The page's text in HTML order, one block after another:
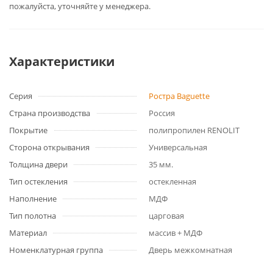
пожалуйста, уточняйте у менеджера.
Характеристики
Серия
Ростра Baguette
Страна производства
Россия
Покрытие
полипропилен RENOLIT
Сторона открывания
Универсальная
Толщина двери
35 мм.
Тип остекления
остекленная
Наполнение
МДФ
Тип полотна
царговая
Материал
массив + МДФ
Номенклатурная группа
Дверь межкомнатная